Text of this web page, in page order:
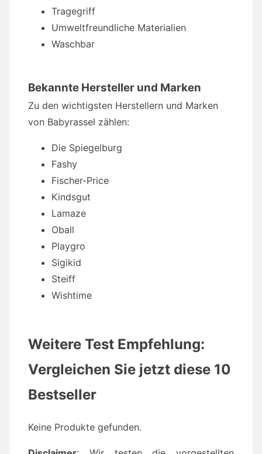
Tragegriff
Umweltfreundliche Materialien
Waschbar
Bekannte Hersteller und Marken
Zu den wichtigsten Herstellern und Marken
von Babyrassel zählen:
Die Spiegelburg
Fashy
Fischer-Price
Kindsgut
Lamaze
Oball
Playgro
Sigikid
Steiff
Wishtime
Weitere Test Empfehlung:
Vergleichen Sie jetzt diese 10
Bestseller
Keine Produkte gefunden.